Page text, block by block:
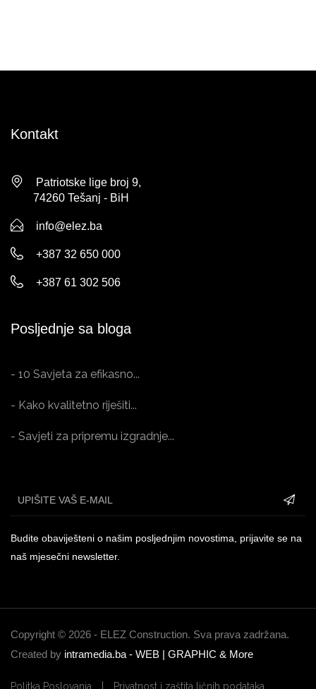
Kontakt
Patriotske lige broj 9,
74260 Tešanj - BiH
info@elez.ba
+387 32 650 000
+387 61 302 506
Posljednje sa bloga
- 10 Savjeta za efikasno...
- Kako kvalitetno riješiti...
- Savjeti za pripremu izgradnje...
Budite obaviješteni o našim posljednjim novostima, prijavite se na
naš mjesečni newsletter.
Copyright © 2026 - ELEZ Construction. Sva prava zadržana.
Created by intramedia.ba - WEB | GRAPHIC & More
Politka Poslovanja Privatnost i zaštita ličnih podataka